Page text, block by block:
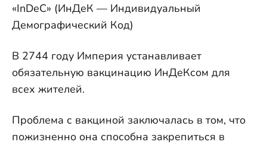
«InDeC» (ИнДеК — Индивидуальный
Демографический Код)
В 2744 году Империя устанавливает
обязательную вакцинацию ИнДеКсом для
всех жителей.
Проблема с вакциной заключалась в том, что
пожизненно она способна закрепиться в